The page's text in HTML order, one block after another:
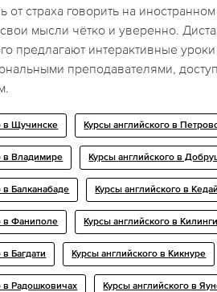
от страха говорить на
мысли чётко и уверенно.
предлагают интерактивные уроки
преподавателями,
в Щучинске Курсы английского в
в Владимире Курсы английского в
в Балканабаде Курсы английского в
в Фаниполе Курсы английского в
Багдати Курсы английского в Кикнуре
в Радошковичах Курсы английского в